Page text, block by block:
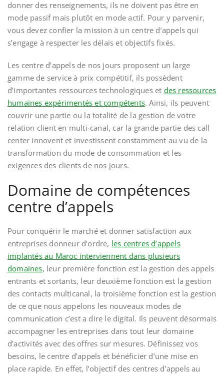
donner des renseignements, ils ne doivent pas être en
mode passif mais plutôt en mode actif. Pour y parvenir,
vous devez confier la mission à un centre d’appels qui
s’engage à respecter les délais et objectifs fixés.
Les centre d’appels de nos jours proposent un large
gamme de service à prix compétitif, ils possèdent
d’importantes ressources technologiques et des ressources
humaines expérimentés et compétents. Ainsi, ils peuvent
couvrir une partie ou la totalité de la gestion de votre
relation client en multi-canal, car la grande partie des call
center innovent et investissent constamment au vu de la
transformation du mode de consommation et les
exigences des clients de nos jours.
Domaine de compétences
centre d’appels
Pour conquérir le marché et donner satisfaction aux
entreprises donneur d’ordre, les centres d’appels
implantés au Maroc interviennent dans plusieurs
domaines, leur première fonction est la gestion des appels
entrants et sortants, leur deuxième fonction est la gestion
des contacts multicanal, la troisième fonction est la gestion
de ce que nous appelons les nouveaux modes de
communication c’est a dire le digital. Ils peuvent désormais
accompagner les entreprises dans tout leur domaine
d’activités avec des offres sur mesures. Définissez vos
besoins, le centre d’appels et bénéficier d’une mise en
place rapide. En effet, l’objectif des centres d’appels au